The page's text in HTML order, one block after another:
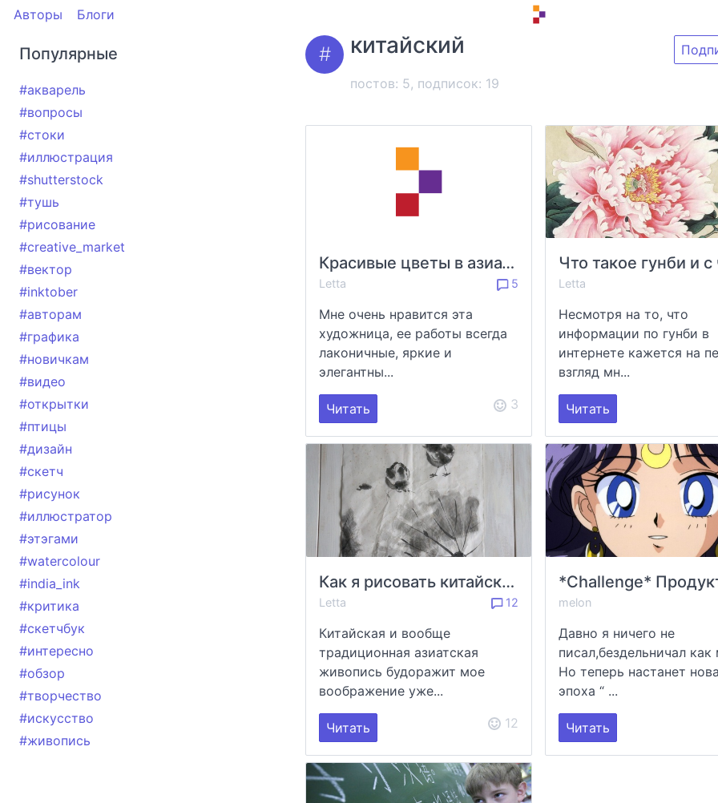
Авторы Блоги
Популярные
#акварель
#вопросы
#стоки
#иллюстрация
#shutterstock
#тушь
#рисование
#creative_market
#вектор
#inktober
#авторам
#графика
#новичкам
#видео
#открытки
#птицы
#дизайн
#скетч
#рисунок
#иллюстратор
#этэгами
#watercolour
#india_ink
#критика
#скетчбук
#интересно
#обзор
#творчество
#искусство
#живопись
китайский
постов: 5, подписок: 19
Красивые цветы в азиатском стиле от Nan Rae
Letta 5
Мне очень нравится эта
художница, ее работы всегда
лаконичные, яркие и
элегантны...
Читать 3
Letta
Несмотря на то, что
информации по гунби в
интернете кажется на
взгляд мн...
Читать
Как я рисовать китайскую живопись на рисовой бумаге пробовала
Letta 12
Китайская и вообще
традиционная азиатская
живопись будоражит мое
воображение уже...
Читать 12
melon
Давно я ничего не
писал,бездельничал как
Но теперь настанет
эпоха “ ...
Читать